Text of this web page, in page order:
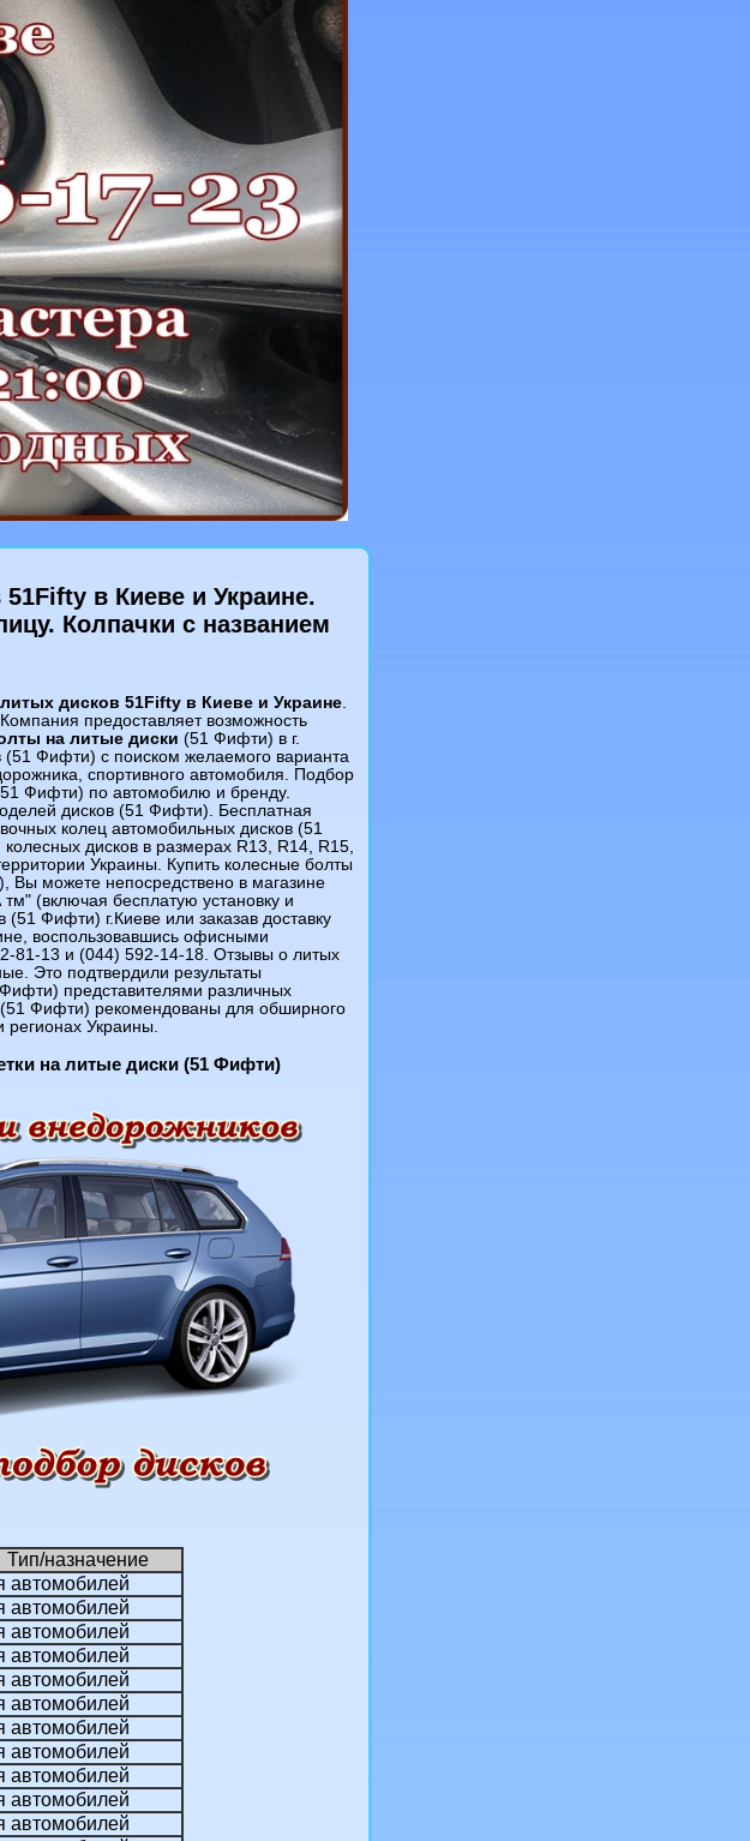
51Fifty в Киеве и Украине.
Колпачки с названием
дисков 51Fifty в Киеве и Украине.
предоставляет возможность
на литые диски (51 Фифти) в г.
(51 Фифти) c поиском желаемого варианта
спортивного автомобиля. Подбор
Фифти) по автомобилю и бренду.
дисков (51 Фифти). Бесплатная
колец автомобильных дисков (51
дисков в размерах R13, R14, R15,
Украины. Купить колесные болты
Вы можете непосредствено в магазине
(включая бесплатую установку и
(51 Фифти) г.Киеве или заказав доставку
воспользовавшись офисными
81-13 и (044) 592-14-18. Отзывы о литых
Это подтвердили результаты
представителями различных
Фифти) рекомендованы для обширного
регионах Украины.
на литые диски (51 Фифти)
Тип/назначение
автомобилей
автомобилей
автомобилей
автомобилей
автомобилей
автомобилей
автомобилей
автомобилей
автомобилей
автомобилей
автомобилей